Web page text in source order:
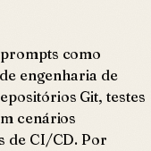
como
engenharia de
Git, testes
cenários
de CI/CD. Por